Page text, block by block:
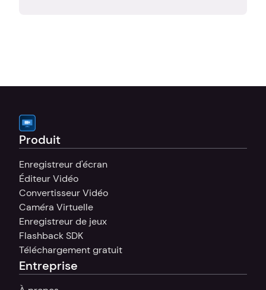
Produit
Enregistreur d'écran
Éditeur Vidéo
Convertisseur Vidéo
Caméra Virtuelle
Enregistreur de jeux
Flashback SDK
Téléchargement gratuit
Entreprise